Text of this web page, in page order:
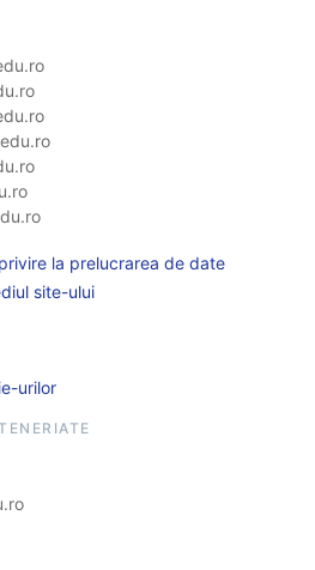
la prelucrarea de date
site-ului
urilor